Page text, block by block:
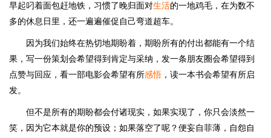
早起叼着面包赶地铁，习惯了晚归面对生活的一地鸡毛，在为数不
多的休息日里，还一遍遍催促自己弯道超车。
因为我们始终在热切地期盼着，期盼所有的付出都能有一个结
果，写一份策划会希望得到肯定与采纳，发一条朋友圈会希望得到
点赞与回应，看一部电影会希望有所感悟 ，读一本书会希望有所启
发。
但不是所有的期盼都会付诸现实，如果实现了，你只会淡然一
笑，因为它本就是你的预设；如果落空了呢？便妄自菲薄，自怨自